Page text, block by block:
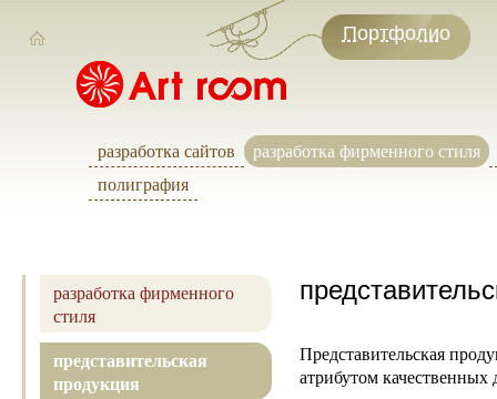
Портфолио
разработка сайтов
разработка фирменного стиля
полиграфия
разработка фирменного
стиля
представительская
продукция
Представительская
атрибутом